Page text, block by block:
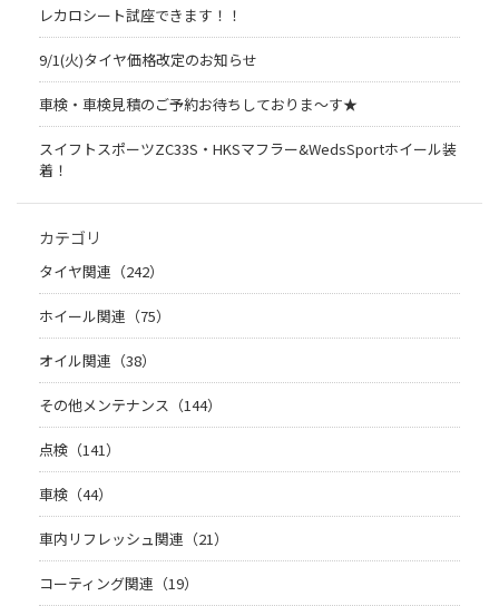
レカロシート試座できます！！
9/1(火)タイヤ価格改定のお知らせ
車検・車検見積のご予約お待ちしておりま～す★
スイフトスポーツZC33S・HKSマフラー&WedsSportホイール装
着！
カテゴリ
タイヤ関連（242）
ホイール関連（75）
オイル関連（38）
その他メンテナンス（144）
点検（141）
車検（44）
車内リフレッシュ関連（21）
コーティング関連（19）